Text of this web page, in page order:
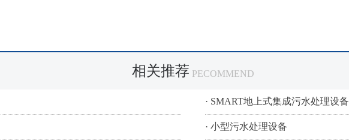
相关推荐 PECOMMEND
· SMART地上式集成污水处理设备
· 小型污水处理设备